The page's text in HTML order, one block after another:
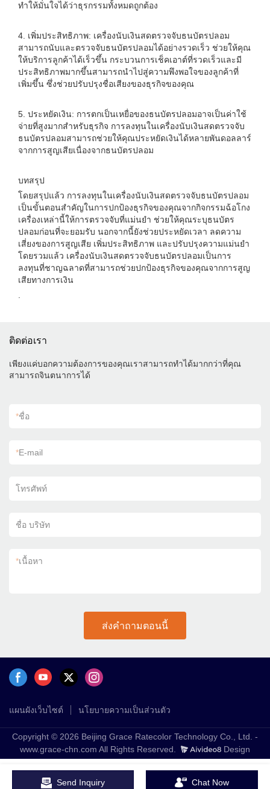
ทำให้มั่นใจได้ว่าธุรกรรมทั้งหมดถูกต้อง
4. เพิ่มประสิทธิภาพ: เครื่องนับเงินสดตรวจจับธนบัตรปลอม
สามารถนับและตรวจจับธนบัตรปลอมได้อย่างรวดเร็ว ช่วยให้คุณ
ให้บริการลูกค้าได้เร็วขึ้น กระบวนการเช็คเอาต์ที่รวดเร็วและมี
ประสิทธิภาพมากขึ้นสามารถนำไปสู่ความพึงพอใจของลูกค้าที่
เพิ่มขึ้น ซึ่งช่วยปรับปรุงชื่อเสียงของธุรกิจของคุณ
5. ประหยัดเงิน: การตกเป็นเหยื่อของธนบัตรปลอมอาจเป็นค่าใช้
จ่ายที่สูงมากสำหรับธุรกิจ การลงทุนในเครื่องนับเงินสดตรวจจับ
ธนบัตรปลอมสามารถช่วยให้คุณประหยัดเงินได้หลายพันดอลลาร์
จากการสูญเสียเนื่องจากธนบัตรปลอม
บทสรุป
โดยสรุปแล้ว การลงทุนในเครื่องนับเงินสดตรวจจับธนบัตรปลอม
เป็นขั้นตอนสำคัญในการปกป้องธุรกิจของคุณจากกิจกรรมฉ้อโกง
เครื่องเหล่านี้ให้การตรวจจับที่แม่นยำ ช่วยให้คุณระบุธนบัตร
ปลอมก่อนที่จะยอมรับ นอกจากนี้ยังช่วยประหยัดเวลา ลดความ
เสี่ยงของการสูญเสีย เพิ่มประสิทธิภาพ และปรับปรุงความแม่นยำ
โดยรวมแล้ว เครื่องนับเงินสดตรวจจับธนบัตรปลอมเป็นการ
ลงทุนที่ชาญฉลาดที่สามารถช่วยปกป้องธุรกิจของคุณจากการสูญ
เสียทางการเงิน
ติดต่อเรา
เพียงแค่บอกความต้องการของคุณเราสามารถทำได้มากกว่าที่คุณ
สามารถจินตนาการได้
*ชื่อ
*E-mail
โทรศัพท์
ชื่อ บริษัท
*เนื้อหา
ส่งคำถามตอนนี้
แผนผังเว็บไซต์ นโยบายความเป็นส่วนตัว
Copyright © 2026 Beijing Grace Ratecolor Technology Co., Ltd. -
www.grace-chn.com All Rights Reserved.
Design
Send Inquiry Chat Now